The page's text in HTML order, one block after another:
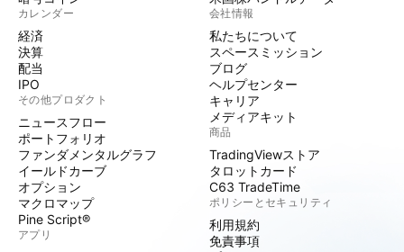
カレンダー
経済
決算
配当
IPO
その他プロダクト
ニュースフロー
ポートフォリオ
ファンダメンタルグラフ
イールドカーブ
オプション
マクロマップ
Pine Script®
アプリ
会社情報
私たちについて
スペースミッション
ブログ
ヘルプセンター
キャリア
メディアキット
商品
TradingViewストア
タロットカード
C63 TradeTime
ポリシーとセキュリティ
利用規約
免責事項